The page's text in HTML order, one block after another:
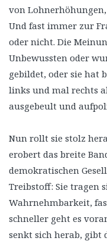
von
Und fast immer zur
oder nicht. Die
Unbewussten oder
gebildet, oder sie hat
links und mal rechts
ausgebeult und
Nun rollt sie stolz
erobert das breite
demokratischen
Treibstoff: Sie tragen
Wahrnehmbarkeit,
schneller geht es
senkt sich herab, gibt